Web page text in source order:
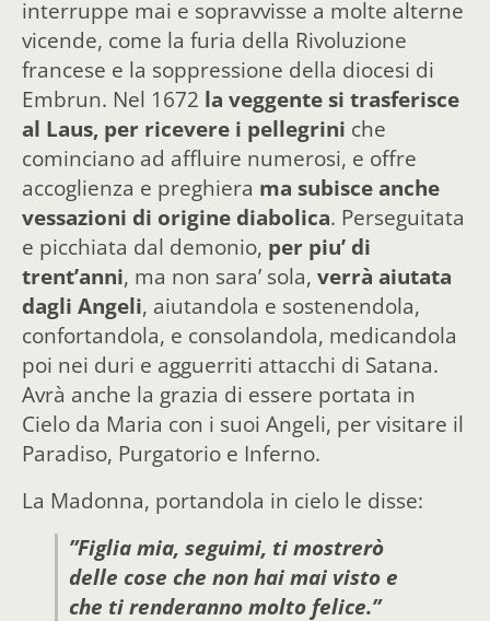
interruppe mai e sopravvisse a molte alterne
vicende, come la furia della Rivoluzione
francese e la soppressione della diocesi di
Embrun. Nel 1672 la veggente si trasferisce
al Laus, per ricevere i pellegrini che
cominciano ad affluire numerosi, e offre
accoglienza e preghiera ma subisce anche
vessazioni di origine diabolica. Perseguitata
e picchiata dal demonio, per piu’ di
trent’anni, ma non sara’ sola, verrà aiutata
dagli Angeli, aiutandola e sostenendola,
confortandola, e consolandola, medicandola
poi nei duri e agguerriti attacchi di Satana.
Avrà anche la grazia di essere portata in
Cielo da Maria con i suoi Angeli, per visitare il
Paradiso, Purgatorio e Inferno.
La Madonna, portandola in cielo le disse:
”Figlia mia, seguimi, ti mostrerò
delle cose che non hai mai visto e
che ti renderanno molto felice.”